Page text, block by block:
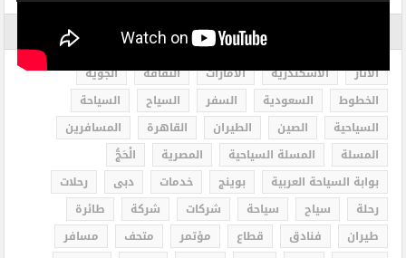
الاثار الاسكندرية الامارات الثقافة
الجوية
الخطوط
السعودية السفر السياح
السياحة
السياحية
الصين الطيران القاهرة
المسافرين
المسلة
المسلة السياحية المصرية
الْحَجُّ
بوابة السياحة العربية
بوينج خدمات دبى
رحلات
رحلة
سياح سياحة شركات شركة
طائرة
طيران
فنادق قطاع مؤتمر متحف
مسافر